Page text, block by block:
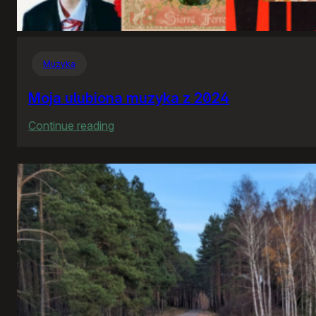
Muzyka
Moja ulubiona muzyka z 2024
Continue reading
ulubiona
muzyka
z
2024